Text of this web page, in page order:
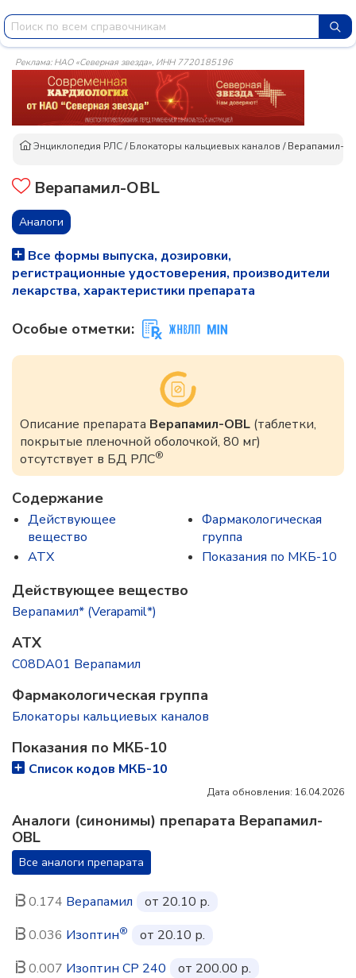
Реклама: НАО «Северная звезда», ИНН 7720185196
Энциклопедия РЛС/Блокаторы кальциевых каналов /Верапамил-
Верапамил-OBL
Аналоги
Все формы выпуска, дозировки,
регистрационные удостоверения, производители
лекарства, характеристики препарата
Особые отметки:
Описание препарата Верапамил-OBL (таблетки,
покрытые пленочной оболочкой, 80 мг)
отсутствует в БД РЛС®
Содержание
Действующее
вещество
ATX
Фармакологическая
группа
Показания по МКБ-10
Действующее вещество
Верапамил* (Verapamil*)
ATX
C08DA01 Верапамил
Фармакологическая группа
Блокаторы кальциевых каналов
Показания по МКБ-10
Список кодов МКБ-10
Дата обновления: 16.04.2026
Аналоги (синонимы) препарата Верапамил-
OBL
Все аналоги препарата
0.174 Верапамил
от 20.10 р.
0.036 Изоптин®
от 20.10 р.
0.007 Изоптин СР 240
от 200.00 р.